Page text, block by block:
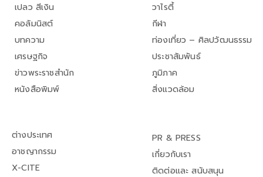
เปลว สีเงิน
คอลัมนิสต์
บทความ
เศรษฐกิจ
ข่าวพระราชสำนัก
หนังสือพิมพ์
วาไรตี้
กีฬา
ท่องเที่ยว – ศิลปวัฒนธรรม
ประชาสัมพันธ์
ภูมิภาค
สิ่งแวดล้อม
ต่างประเทศ
อาชญากรรม
X-CITE
PR & PRESS
เกี่ยวกับเรา
ติดต่อและ สนับสนุน